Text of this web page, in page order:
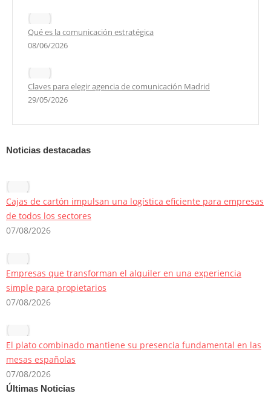
Qué es la comunicación estratégica
08/06/2026
Claves para elegir agencia de comunicación Madrid
29/05/2026
Noticias destacadas
Cajas de cartón impulsan una logística eficiente para empresas
de todos los sectores
07/08/2026
Empresas que transforman el alquiler en una experiencia
simple para propietarios
07/08/2026
El plato combinado mantiene su presencia fundamental en las
mesas españolas
07/08/2026
Últimas Noticias